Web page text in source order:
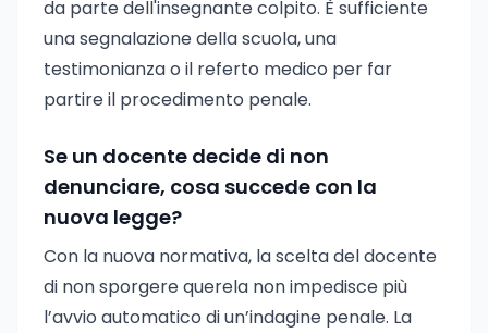
da parte dell'insegnante colpito. È sufficiente
una segnalazione della scuola, una
testimonianza o il referto medico per far
partire il procedimento penale.
Se un docente decide di non
denunciare, cosa succede con la
nuova legge?
Con la nuova normativa, la scelta del docente
di non sporgere querela non impedisce più
l’avvio automatico di un’indagine penale. La